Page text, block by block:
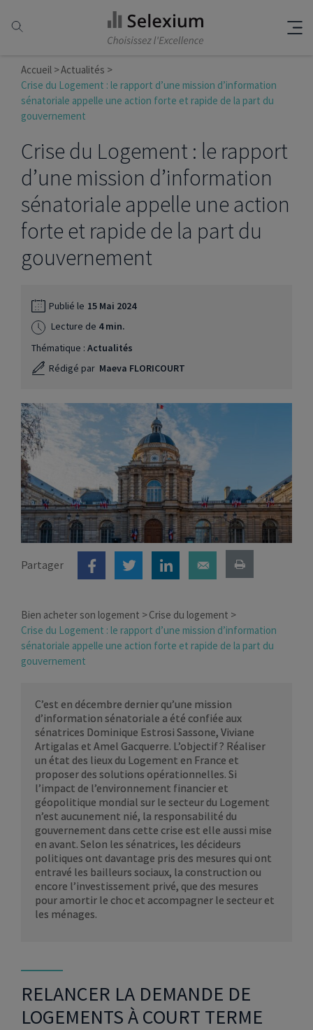
Accueil
Actualités
Crise du Logement : le rapport d’une mission d’information
sénatoriale appelle une action forte et rapide de la part du
gouvernement
Crise du Logement : le rapport
d’une mission d’information
sénatoriale appelle une action
forte et rapide de la part du
gouvernement
Publié le 15 Mai 2024
Lecture de 4 min.
Thématique : Actualités
Rédigé par Maeva FLORICOURT
Partager
Bien acheter son logement
Crise du logement
Crise du Logement : le rapport d’une mission d’information
sénatoriale appelle une action forte et rapide de la part du
gouvernement
C’est en décembre dernier qu’une mission
d’information sénatoriale a été confiée aux
sénatrices Dominique Estrosi Sassone, Viviane
Artigalas et Amel Gacquerre. L’objectif ? Réaliser
un état des lieux du Logement en France et
proposer des solutions opérationnelles. Si
l’impact de l’environnement financier et
géopolitique mondial sur le secteur du Logement
n’est aucunement nié, la responsabilité du
gouvernement dans cette crise est elle aussi mise
en avant. Selon les sénatrices, les décideurs
politiques ont davantage pris des mesures qui ont
entravé les bailleurs sociaux, la construction ou
encore l’investissement privé, que des mesures
pour amortir le choc et accompagner le secteur et
les ménages.
RELANCER LA DEMANDE DE
LOGEMENTS À COURT TERME